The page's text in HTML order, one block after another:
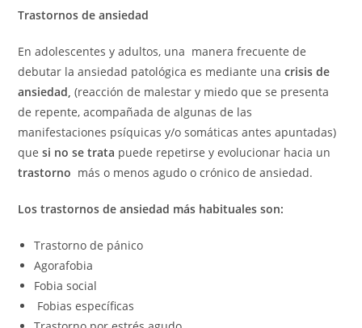
Trastornos de ansiedad
En adolescentes y adultos, una manera frecuente de
debutar la ansiedad patológica es mediante unacrisis de
ansiedad,(reacción de malestar y miedo que se presenta
de repente, acompañada de algunas de las
manifestaciones psíquicas y/o somáticas antes apuntadas)
quesi no se trata puede repetirse y evolucionar hacia un
trastorno más o menos agudo o crónico de ansiedad.
Los trastornos de ansiedad más habituales son:
Trastorno de pánico
Agorafobia
Fobia social
Fobias específicas